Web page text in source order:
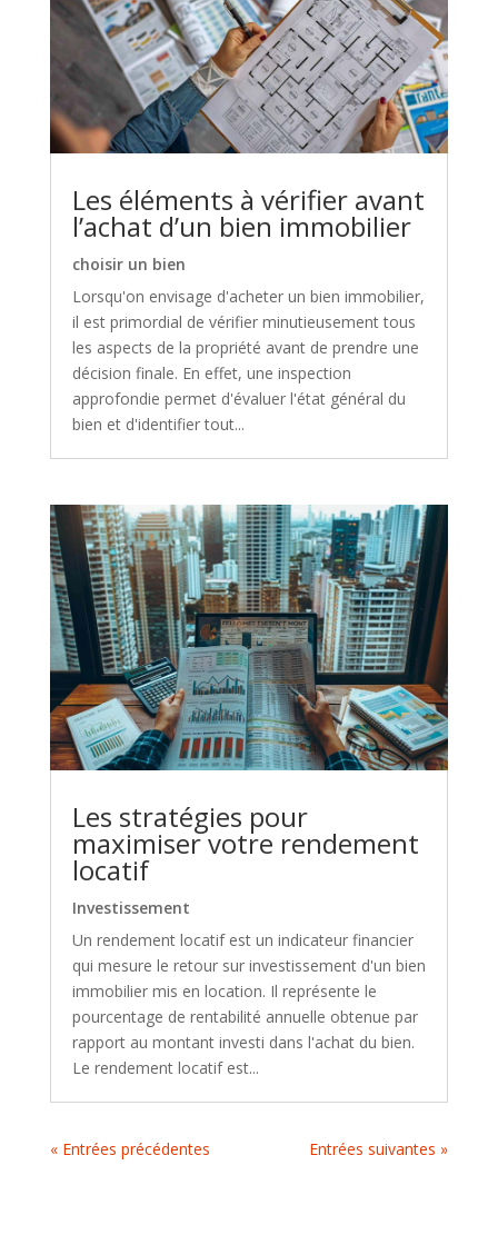
Les éléments à vérifier avant
l’achat d’un bien immobilier
choisir un bien
Lorsqu'on envisage d'acheter un bien immobilier,
il est primordial de vérifier minutieusement tous
les aspects de la propriété avant de prendre une
décision finale. En effet, une inspection
approfondie permet d'évaluer l'état général du
bien et d'identifier tout...
Les stratégies pour
maximiser votre rendement
locatif
Investissement
Un rendement locatif est un indicateur financier
qui mesure le retour sur investissement d'un bien
immobilier mis en location. Il représente le
pourcentage de rentabilité annuelle obtenue par
rapport au montant investi dans l'achat du bien.
Le rendement locatif est...
« Entrées précédentes Entrées suivantes »